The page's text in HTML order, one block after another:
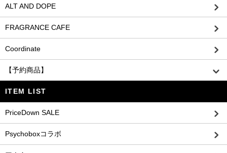
ALT AND DOPE
FRAGRANCE CAFE
Coordinate
【予約商品】
ITEM LIST
PriceDown SALE
Psychoboxコラボ